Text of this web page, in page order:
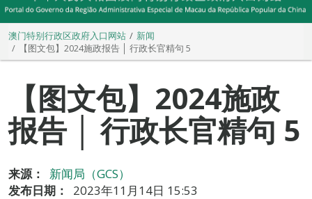
澳门特别行政区政府入口网站
新闻
【图文包】2024施政报告 │ 行政长官精句 5
【图文包】2024施政
报告 │ 行政长官精句 5
来源：
新闻局（GCS）
发布日期：
2023年11月14日 15:53